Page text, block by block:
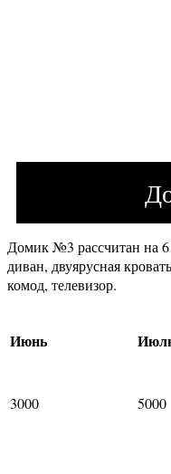
Домик №3 рассчитан на 6
диван, двуярусная
комод, телевизор.
Июнь
3000 5000